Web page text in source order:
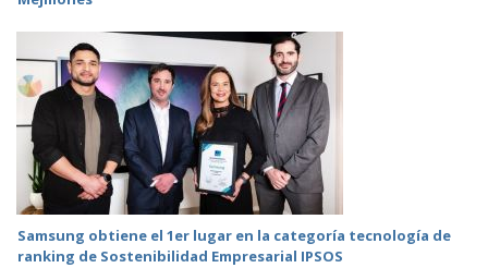
Samsung obtiene el 1er lugar en la categoría tecnología de
ranking de Sostenibilidad Empresarial IPSOS